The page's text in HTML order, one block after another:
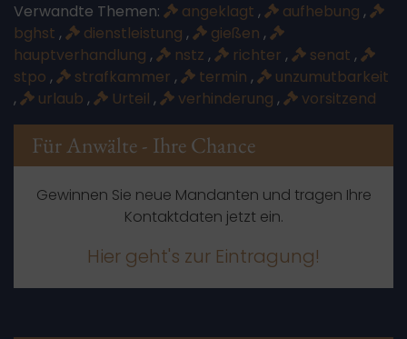
Verwandte Themen: angeklagt , aufhebung ,
bghst , dienstleistung , gießen ,
hauptverhandlung , nstz , richter , senat ,
stpo , strafkammer , termin ,
unzumutbarkeit
,
urlaub , Urteil , verhinderung , vorsitzend
Für Anwälte - Ihre Chance
Gewinnen Sie neue Mandanten und tragen Ihre
Kontaktdaten jetzt ein.
Hier geht's zur Eintragung!